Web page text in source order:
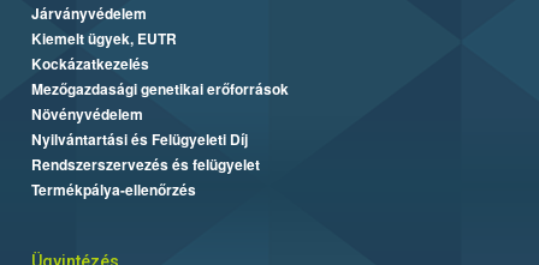
Járványvédelem
Kiemelt ügyek, EUTR
Kockázatkezelés
Mezőgazdasági genetikai erőforrások
Növényvédelem
Nyilvántartási és Felügyeleti Díj
Rendszerszervezés és felügyelet
Termékpálya-ellenőrzés
Ügyintézés